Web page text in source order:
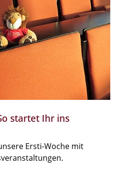
startet Ihr ins
Ersti-Woche mit